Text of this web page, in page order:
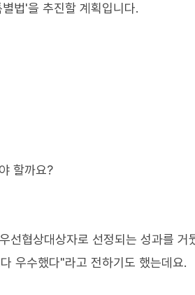
법'을 추진할 계획입니다.
할까요?
선협상대상자로 선정되는 성과를 거
우수했다"라고 전하기도 했는데요.